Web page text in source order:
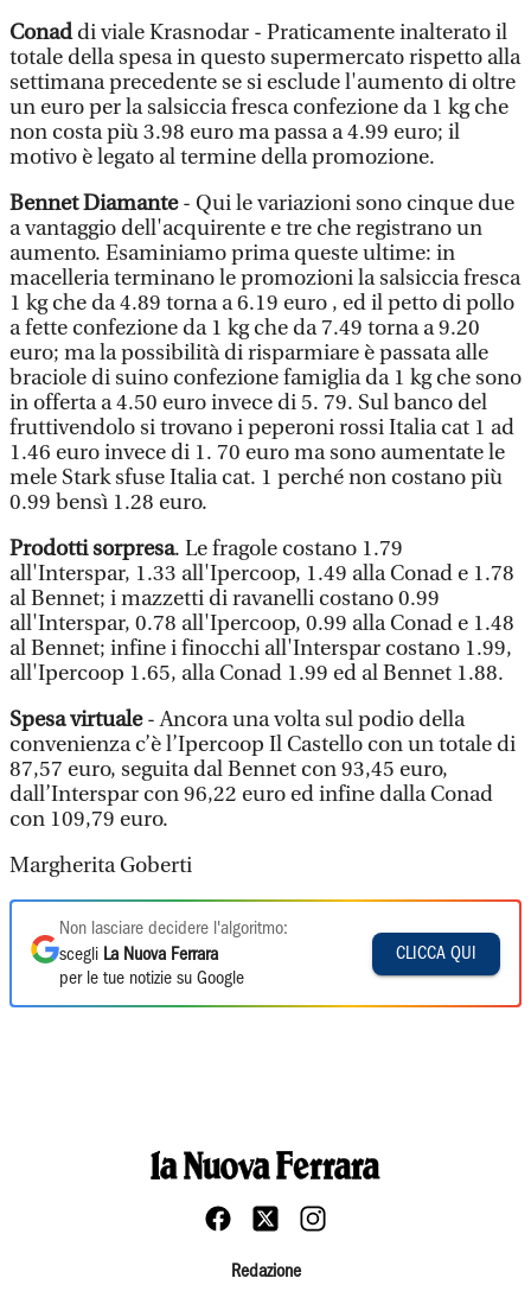
Conaddi viale Krasnodar - Praticamente inalterato il
totale della spesa in questo supermercato rispetto alla
settimana precedente se si esclude l'aumento di oltre
un euro per la salsiccia fresca confezione da 1 kg che
non costa più 3.98 euro ma passa a 4.99 euro; il
motivo è legato al termine della promozione.
Bennet Diamante- Qui le variazioni sono cinque due
a vantaggio dell'acquirente e tre che registrano un
aumento. Esaminiamo prima queste ultime: in
macelleria terminano le promozioni la salsiccia fresca
1 kg che da 4.89 torna a 6.19 euro , ed il petto di pollo
a fette confezione da 1 kg che da 7.49 torna a 9.20
euro; ma la possibilità di risparmiare è passata alle
braciole di suino confezione famiglia da 1 kg che sono
in offerta a 4.50 euro invece di 5. 79. Sul banco del
fruttivendolo si trovano i peperoni rossi Italia cat 1 ad
1.46 euro invece di 1. 70 euro ma sono aumentate le
mele Stark sfuse Italia cat. 1 perché non costano più
0.99 bensì 1.28 euro.
Prodotti sorpresa. Le fragole costano 1.79
all'Interspar, 1.33 all'Ipercoop, 1.49 alla Conad e 1.78
al Bennet; i mazzetti di ravanelli costano 0.99
all'Interspar, 0.78 all'Ipercoop, 0.99 alla Conad e 1.48
al Bennet; infine i finocchi all'Interspar costano 1.99,
all'Ipercoop 1.65, alla Conad 1.99 ed al Bennet 1.88.
Spesa virtuale- Ancora una volta sul podio della
convenienza c’è l’Ipercoop Il Castello con un totale di
87,57 euro, seguita dal Bennet con 93,45 euro,
dall’Interspar con 96,22 euro ed infine dalla Conad
con 109,79 euro.
Margherita Goberti
Non lasciare decidere l'algoritmo:
scegli La Nuova Ferrara
per le tue notizie su Google
CLICCA QUI
Redazione